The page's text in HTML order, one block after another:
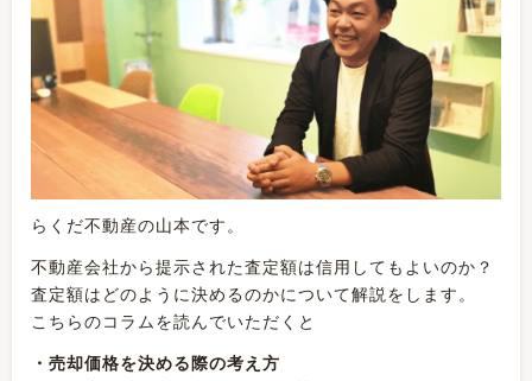
らくだ不動産の山本です。
不動産会社から提示された査定額は信用してもよいのか？
査定額はどのように決めるのかについて解説をします。
こちらのコラムを読んでいただくと
・売却価格を決める際の考え方